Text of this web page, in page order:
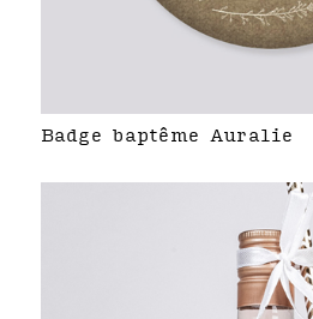
Badge baptême Auralie